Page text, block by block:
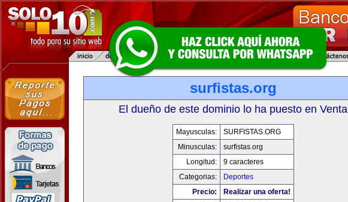
surfistas.org
El dueño de este dominio lo ha puesto en Venta
Mayusculas:
SURFISTAS.ORG
Minusculas:
surfistas.org
Longitud:
9 caracteres
Categorias:
Deportes
Precio:
Realizar una oferta!